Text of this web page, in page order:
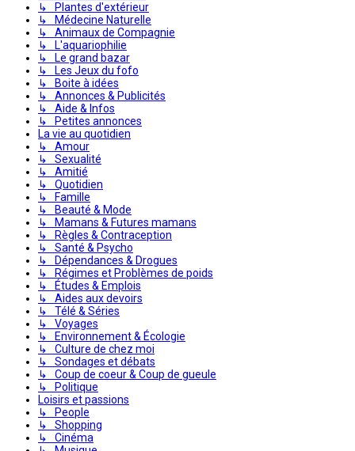
↳ Plantes d'extérieur
↳ Médecine Naturelle
↳ Animaux de Compagnie
↳ L'aquariophilie
↳ Le grand bazar
↳ Les Jeux du fofo
↳ Boite à idées
↳ Annonces & Publicités
↳ Aide & Infos
↳ Petites annonces
La vie au quotidien
↳ Amour
↳ Sexualité
↳ Amitié
↳ Quotidien
↳ Famille
↳ Beauté & Mode
↳ Mamans & Futures mamans
↳ Règles & Contraception
↳ Santé & Psycho
↳ Dépendances & Drogues
↳ Régimes et Problèmes de poids
↳ Études & Emplois
↳ Aides aux devoirs
↳ Télé & Séries
↳ Voyages
↳ Environnement & Écologie
↳ Culture de chez moi
↳ Sondages et débats
↳ Coup de coeur & Coup de gueule
↳ Politique
Loisirs et passions
↳ People
↳ Shopping
↳ Cinéma